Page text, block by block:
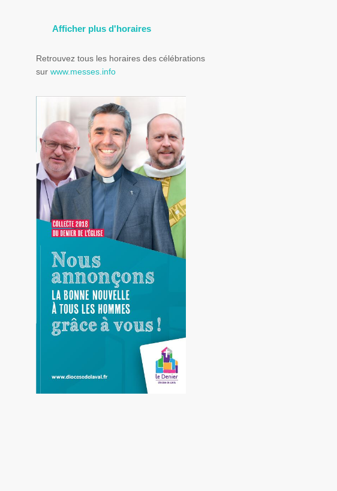
Afficher plus d'horaires
Retrouvez tous les horaires des célébrations
sur www.messes.info